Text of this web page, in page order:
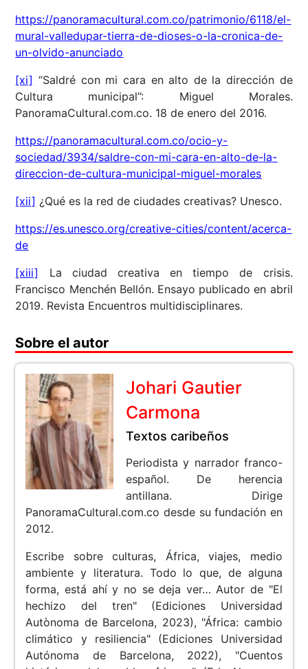
https://panoramacultural.com.co/patrimonio/6118/el-
mural-valledupar-tierra-de-dioses-o-la-cronica-de-
un-olvido-anunciado
[xi] “Saldré con mi cara en alto de la dirección de
Cultura municipal”: Miguel Morales.
PanoramaCultural.com.co. 18 de enero del 2016.
https://panoramacultural.com.co/ocio-y-
sociedad/3934/saldre-con-mi-cara-en-alto-de-la-
direccion-de-cultura-municipal-miguel-morales
[xii] ¿Qué es la red de ciudades creativas? Unesco.
https://es.unesco.org/creative-cities/content/acerca-
de
[xiii]
La ciudad creativa en tiempo de crisis.
Francisco Menchén Bellón. Ensayo publicado en abril
2019. Revista Encuentros multidisciplinares.
Sobre el autor
Johari Gautier
Carmona
Textos caribeños
Periodista y narrador franco-
español. De herencia
antillana. Dirige
PanoramaCultural.com.co desde su fundación en
2012.
Escribe sobre culturas, África, viajes, medio
ambiente y literatura. Todo lo que, de alguna
forma, está ahí y no se deja ver… Autor de "El
hechizo del tren" (Ediciones Universidad
Autònoma de Barcelona, 2023), "África: cambio
climático y resiliencia" (Ediciones Universidad
Autónoma de Barcelona, 2022), "Cuentos